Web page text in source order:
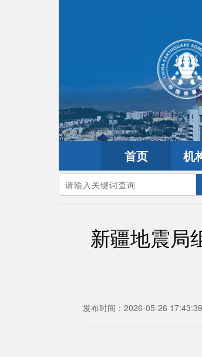
首页 机
您的当前位置：首页>要闻动态
新疆地震局
发布时间：2026-05-26 17:43:39